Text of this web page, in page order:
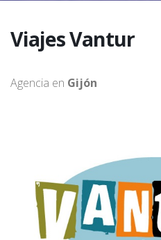
Viajes Vantur
Agencia en Gijón